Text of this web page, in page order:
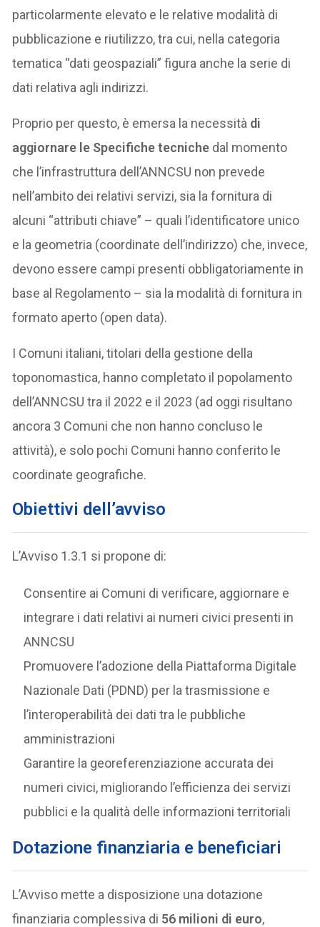
particolarmente elevato e le relative modalità di
pubblicazione e riutilizzo, tra cui, nella categoria
tematica “dati geospaziali” figura anche la serie di
dati relativa agli indirizzi.
Proprio per questo, è emersa la necessità di
aggiornare le Specifiche tecniche dal momento
che l’infrastruttura dell’ANNCSU non prevede
nell’ambito dei relativi servizi, sia la fornitura di
alcuni “attributi chiave” – quali l’identificatore unico
e la geometria (coordinate dell’indirizzo) che, invece,
devono essere campi presenti obbligatoriamente in
base al Regolamento – sia la modalità di fornitura in
formato aperto (open data).
I Comuni italiani, titolari della gestione della
toponomastica, hanno completato il popolamento
dell’ANNCSU tra il 2022 e il 2023 (ad oggi risultano
ancora 3 Comuni che non hanno concluso le
attività), e solo pochi Comuni hanno conferito le
coordinate geografiche.
Obiettivi dell’avviso
L’Avviso 1.3.1 si propone di:
Consentire ai Comuni di verificare, aggiornare e
integrare i dati relativi ai numeri civici presenti in
ANNCSU
Promuovere l’adozione della Piattaforma Digitale
Nazionale Dati (PDND) per la trasmissione e
l’interoperabilità dei dati tra le pubbliche
amministrazioni
Garantire la georeferenziazione accurata dei
numeri civici, migliorando l’efficienza dei servizi
pubblici e la qualità delle informazioni territoriali
Dotazione finanziaria e beneficiari
L’Avviso mette a disposizione una dotazione
finanziaria complessiva di 56 milioni di euro,